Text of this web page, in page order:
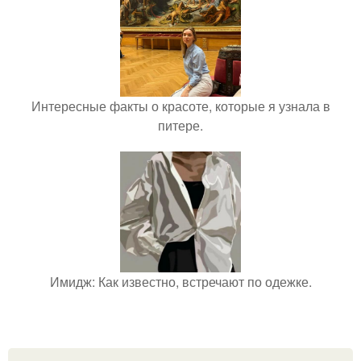
Интересные факты о красоте, которые я узнала в
питере.
Имидж: Как известно, встречают по одежке.